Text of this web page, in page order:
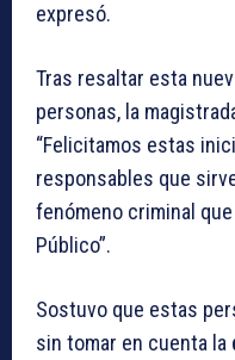
expresó.
Tras resaltar esta
personas, la
“Felicitamos estas
responsables que
fenómeno criminal
Público”.
Sostuvo que estas
sin tomar en cuenta la